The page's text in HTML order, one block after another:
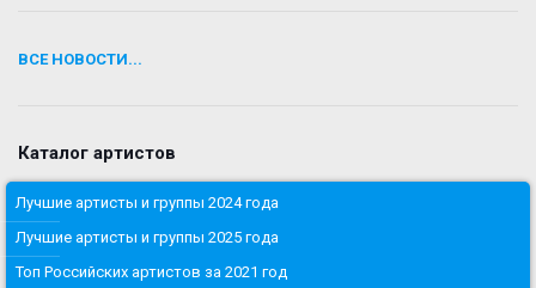
ВСЕ НОВОСТИ...
Каталог артистов
Лучшие артисты и группы 2024 года
Лучшие артисты и группы 2025 года
Топ Российских артистов за 2021 год